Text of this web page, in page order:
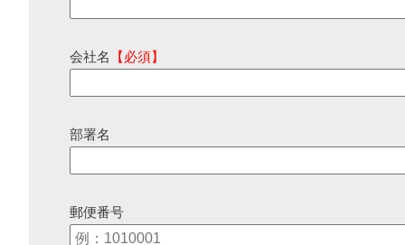
会社名 【必須】
部署名
郵便番号